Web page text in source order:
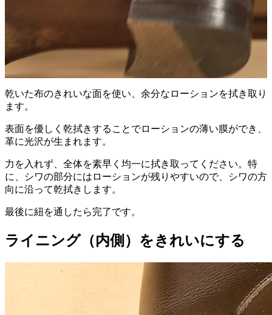
乾いた布のきれいな面を使い、余分なローションを拭き取り
ます。
表面を優しく乾拭きすることでローションの薄い膜ができ、
革に光沢が生まれます。
力を入れず、全体を素早く均一に拭き取ってください。特
に、シワの部分にはローションが残りやすいので、シワの方
向に沿って乾拭きします。
最後に紐を通したら完了です。
ライニング（内側）をきれいにする